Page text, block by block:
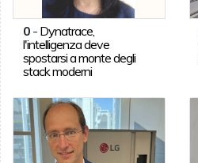
0- Dynatrace,
l'intelligenza deve
spostarsi a monte degli
stack moderni